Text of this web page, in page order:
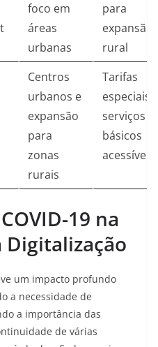
foco em
áreas
urbanas
para
expansão
rural
Centros
urbanos e
expansão
para
zonas
rurais
Tarifas
especiais,
serviços
básicos
acessíveis
19 na
Digitalização
um impacto profundo
a necessidade de
a importância das
de várias